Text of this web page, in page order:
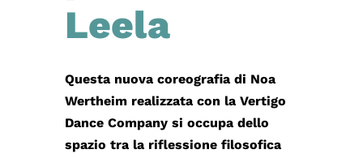
Leela
Questa nuova coreografia di Noa
Wertheim realizzata con la Vertigo
Dance Company si occupa dello
spazio tra la riflessione filosofica